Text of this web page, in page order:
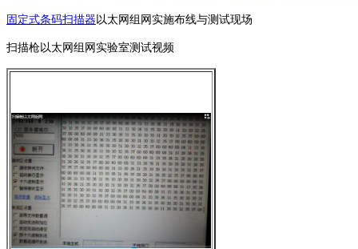
固定式条码扫描器以太网组网实施布线与测试现场
扫描枪以太网组网实验室测试视频